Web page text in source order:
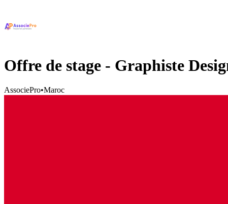
Offre de stage - Graphiste
AssociePro•Maroc